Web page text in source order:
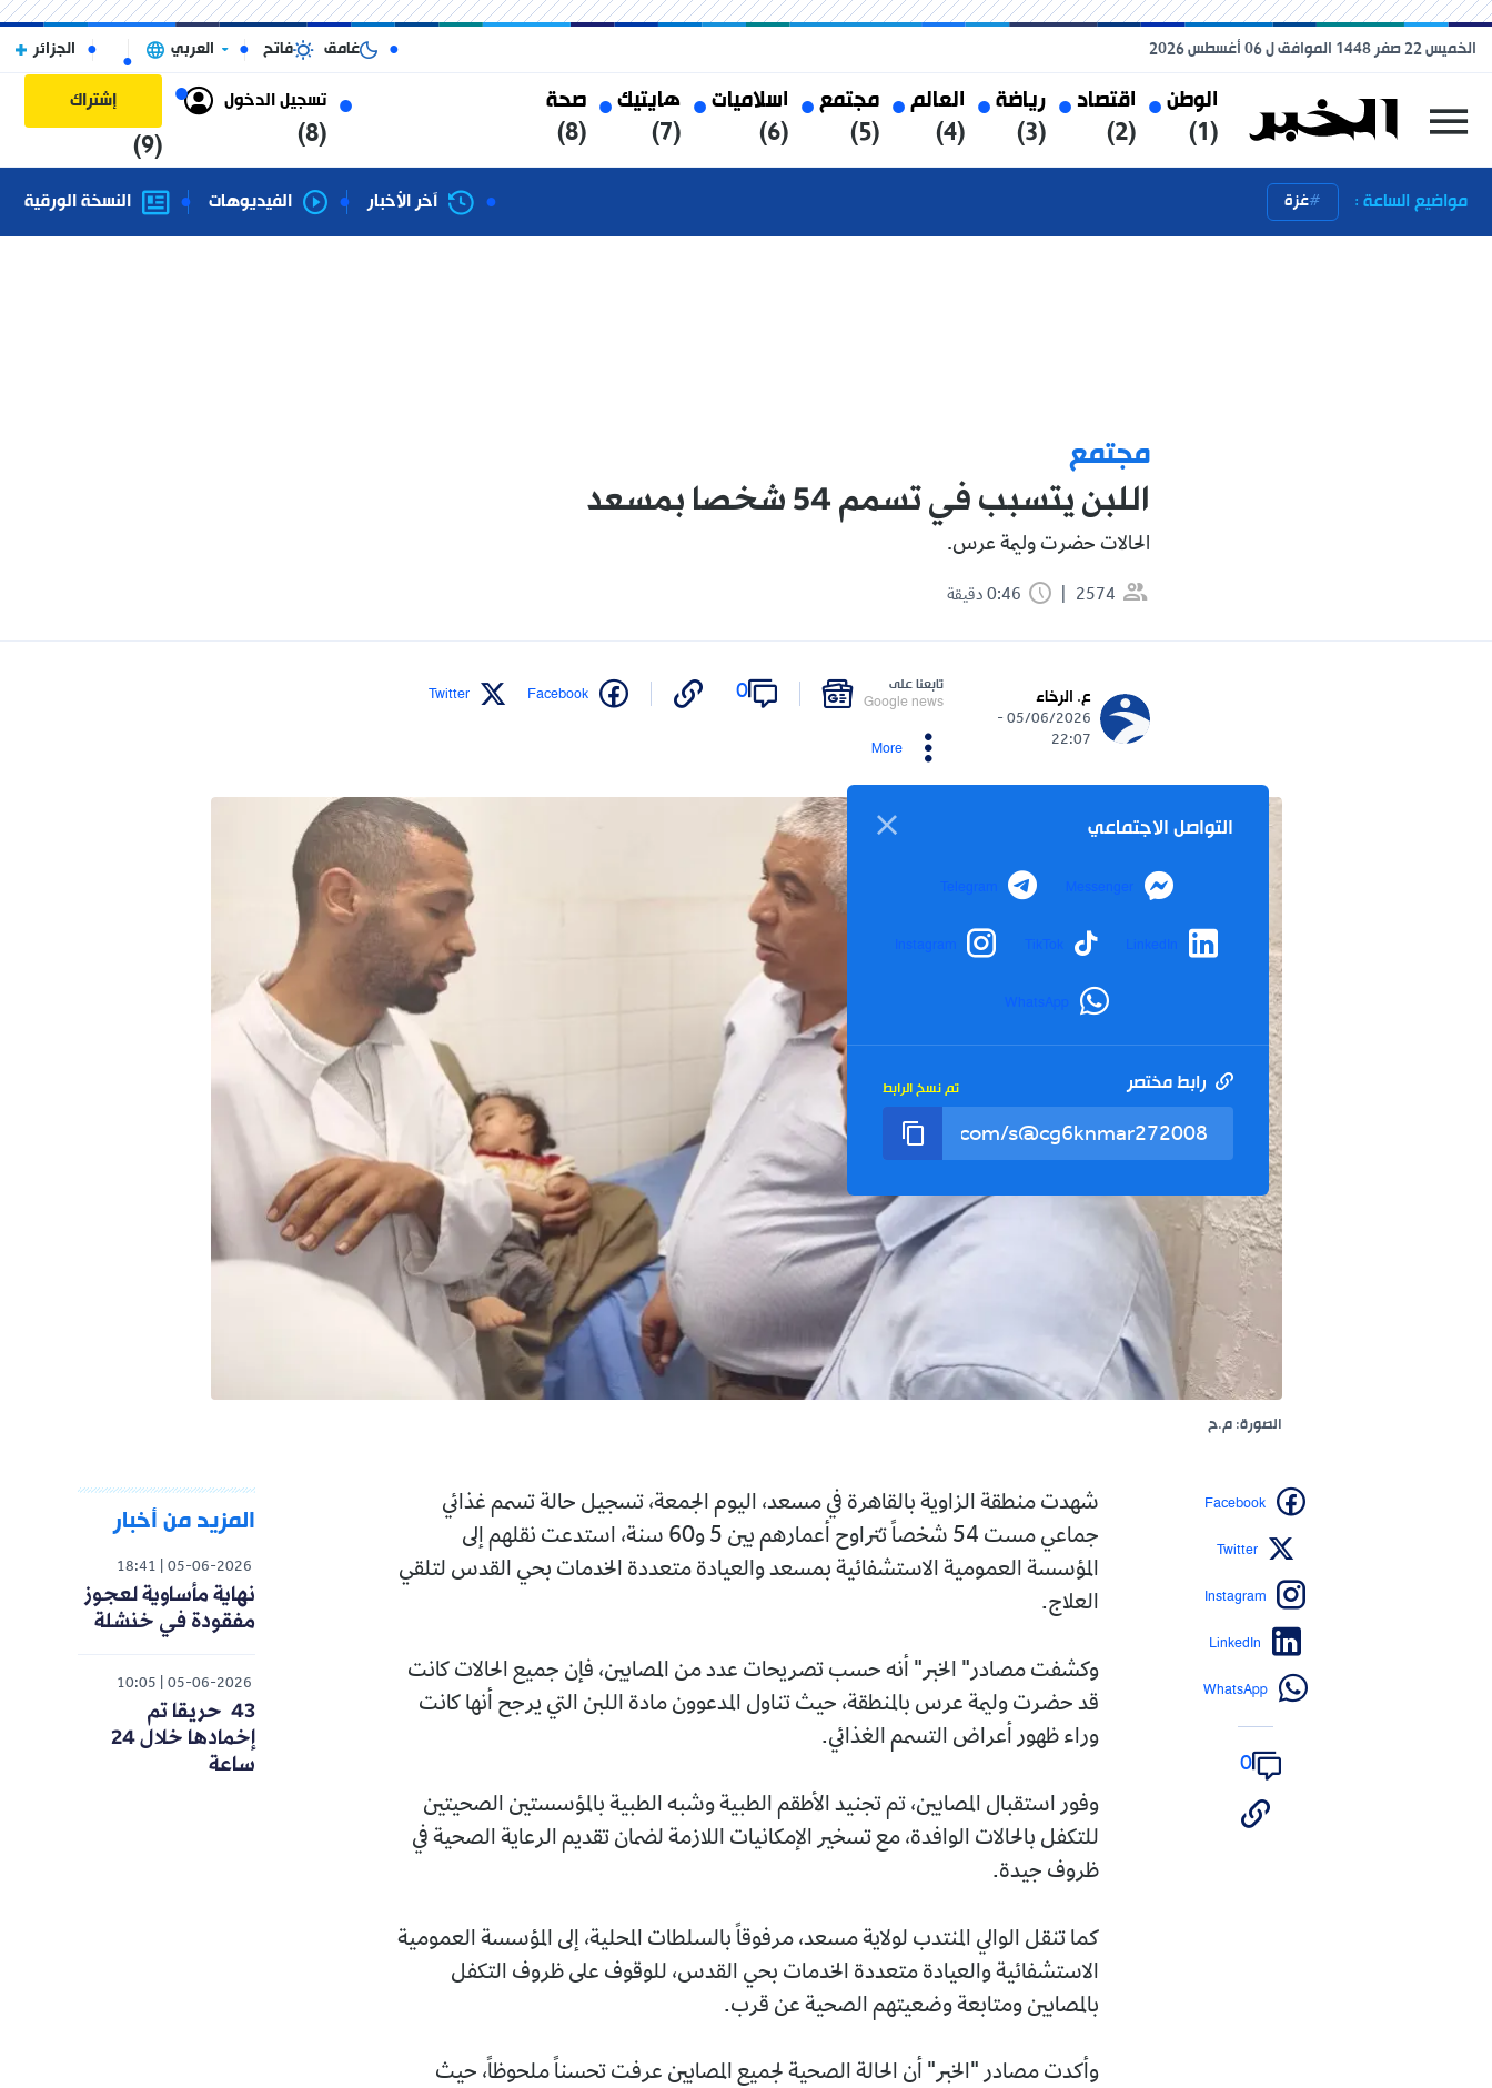
الوطن
(1)
اقتصاد
(2)
رياضة
(3)
العالم
(4)
مجتمع
(5)
اسلاميات
(6)
هايتيك
(7)
صحة
(8)
تسجيل الدخول
(8)
إشتراك
(9)
الخميس 22 صفر 1448 الموافق ل 06 أغسطس 2026 غامق فاتح العربي الجزائر
مواضيع الساعة : غزة آخر الأخبار الفيديوهات النسخة الورقية
مجتمع
اللبن يتسبب في تسمم 54 شخصا بمسعد
الحالات حضرت وليمة عرس.
2574
ع. الرخاء
05/06/2026 -
22:07
تابعنا على
Google news
0
Facebook
Twitter
More
التواصل الاجتماعي
Messenger
Telegram
LinkedIn
TikTok
Instagram
WhatsApp
رابط مختصر تم نسخ الرابط
الصورة: م.ح
شهدت منطقة الزاوية بالقاهرة في مسعد، اليوم الجمعة، تسجيل حالة تسمم غذائي
جماعي مست 54 شخصاً تتراوح أعمارهم بين 5 و60 سنة، استدعت نقلهم إلى
المؤسسة العمومية الاستشفائية بمسعد والعيادة متعددة الخدمات بحي القدس لتلقي
العلاج.
وكشفت مصادر" الخبر" أنه حسب تصريحات عدد من المصابين، فإن جميع الحالات كانت
قد حضرت وليمة عرس بالمنطقة، حيث تناول المدعوون مادة اللبن التي يرجح أنها كانت
وراء ظهور أعراض التسمم الغذائي.
وفور استقبال المصابين، تم تجنيد الأطقم الطبية وشبه الطبية بالمؤسستين الصحيتين
للتكفل بالحالات الوافدة، مع تسخير الإمكانيات اللازمة لضمان تقديم الرعاية الصحية في
ظروف جيدة.
كما تنقل الوالي المنتدب لولاية مسعد، مرفوقاً بالسلطات المحلية، إلى المؤسسة العمومية
الاستشفائية والعيادة متعددة الخدمات بحي القدس، للوقوف على ظروف التكفل
بالمصابين ومتابعة وضعيتهم الصحية عن قرب.
وأكدت مصادر "الخبر" أن الحالة الصحية لجميع المصابين عرفت تحسناً ملحوظاً، حيث
Facebook
Twitter
Instagram
LinkedIn
WhatsApp
0
المزيد من أخبار
05-06-2026
18:41
نهاية مأساوية لعجوز
مفقودة في خنشلة
05-06-2026
10:05
43 حريقا تم
إخمادها خلال 24
ساعة